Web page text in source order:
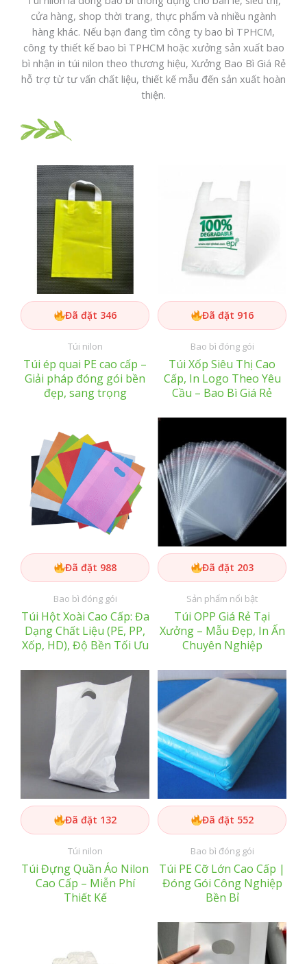
cửa hàng, shop thời trang, thực phẩm và nhiều ngành
hàng khác. Nếu bạn đang tìm công ty bao bì TPHCM,
công ty thiết kế bao bì TPHCM hoặc xưởng sản xuất bao
bì nhận in túi nilon theo thương hiệu, Xưởng Bao Bì Giá Rẻ
hỗ trợ từ tư vấn chất liệu, thiết kế mẫu đến sản xuất hoàn
thiện.
Đã đặt 346
Túi nilon
Túi ép quai PE cao cấp –
Giải pháp đóng gói bền
đẹp, sang trọng
Đã đặt 916
Bao bì đóng gói
Túi Xốp Siêu Thị Cao
Cấp, In Logo Theo Yêu
Cầu – Bao Bì Giá Rẻ
Đã đặt 988
Bao bì đóng gói
Túi Hột Xoài Cao Cấp: Đa
Dạng Chất Liệu (PE, PP,
Xốp, HD), Độ Bền Tối Ưu
Đã đặt 203
Sản phẩm nổi bật
Túi OPP Giá Rẻ Tại
Xưởng – Mẫu Đẹp, In Ấn
Chuyên Nghiệp
Đã đặt 132
Túi nilon
Túi Đựng Quần Áo Nilon
Cao Cấp – Miễn Phí
Thiết Kế
Đã đặt 552
Bao bì đóng gói
Túi PE Cỡ Lớn Cao Cấp |
Đóng Gói Công Nghiệp
Bền Bỉ